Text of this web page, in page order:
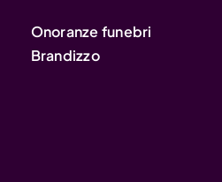
Onoranze funebri
Brandizzo